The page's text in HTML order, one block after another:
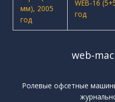
web-
Ролевые офсетные